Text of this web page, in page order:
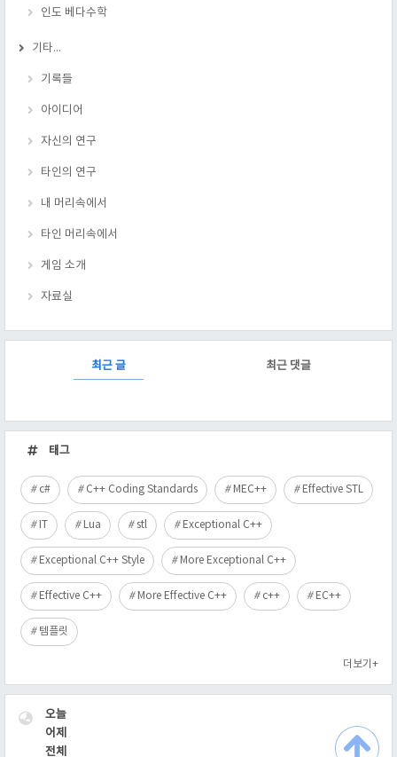
인도 베다수학
기타...
기록들
아이디어
자신의 연구
타인의 연구
내 머리속에서
타인 머리속에서
게임 소개
자료실
최근 글 최근 댓글
근
글
태그
c# C++ Coding Standards MEC++ Effective STL
IT Lua stl Exceptional C++
Exceptional C++ Style More Exceptional C++
Effective C++ More Effective C++ c++ EC++
템플릿
더보기+
VISITOR
오늘
어제
전체